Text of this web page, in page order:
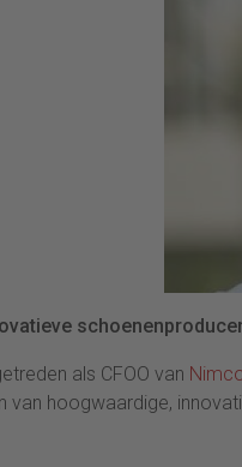
als CFOO van
van hoogwaardige,